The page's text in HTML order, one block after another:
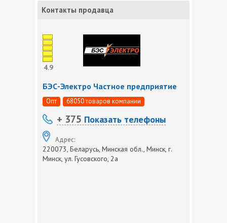
Контакты продавца
4.9
БЭС-Электро Частное предприятие
Опт 68050 товаров компании
+ 375 Показать телефоны
Адрес:
220073, Беларусь, Минская обл., Минск, г.
Минск, ул. Гусовского, 2а